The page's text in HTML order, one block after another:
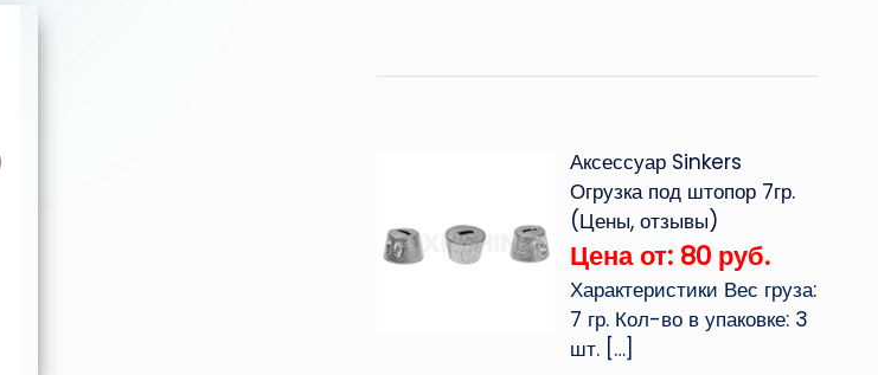
Аксессуар Sinkers
Огрузка под штопор 7гр.
(Цены, отзывы)
Цена от: 80 руб.
Характеристики Вес груза:
7 гр. Кол-во в упаковке: 3
шт.[…]